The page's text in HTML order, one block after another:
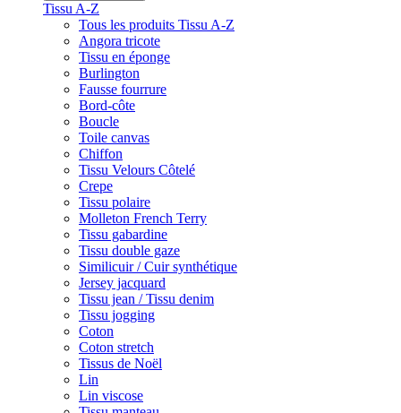
Tissu A-Z
Tous les produits Tissu A-Z
Angora tricote
Tissu en éponge
Burlington
Fausse fourrure
Bord-côte
Boucle
Toile canvas
Chiffon
Tissu Velours Côtelé
Crepe
Tissu polaire
Molleton French Terry
Tissu gabardine
Tissu double gaze
Similicuir / Cuir synthétique
Jersey jacquard
Tissu jean / Tissu denim
Tissu jogging
Coton
Coton stretch
Tissus de Noël
Lin
Lin viscose